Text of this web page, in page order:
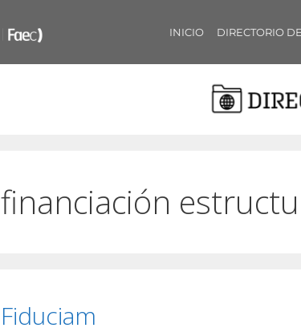
INICIO DIRECTORIO
financiación
Fiduciam